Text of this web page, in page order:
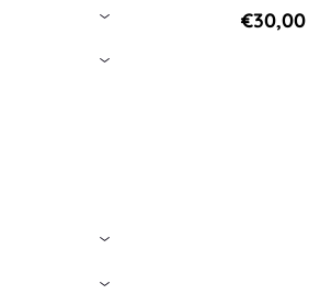
›
›
›
›
€30,00